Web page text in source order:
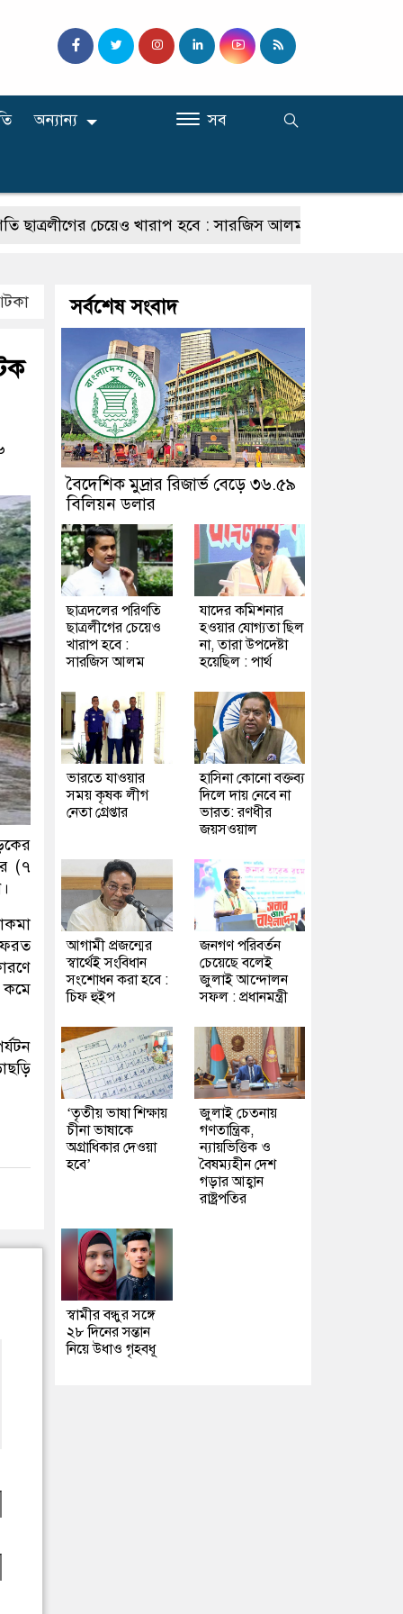
অন্যান্য সব
চেয়েও খারাপ হবে : সারজিস আলম যাদের কমিশনার
(৭
কমে
সর্বশেষ সংবাদ
বৈদেশিক মুদ্রার রিজার্ভ বেড়ে ৩৬.৫৯
বিলিয়ন ডলার
ছাত্রদলের পরিণতি
ছাত্রলীগের চেয়েও
খারাপ হবে :
সারজিস আলম
যাদের কমিশনার
হওয়ার যোগ্যতা ছিল
না, তারা উপদেষ্টা
হয়েছিল : পার্থ
ভারতে যাওয়ার
সময় কৃষক লীগ
নেতা গ্রেপ্তার
হাসিনা কোনো বক্তব্য
দিলে দায় নেবে না
ভারত: রণধীর
জয়সওয়াল
আগামী প্রজন্মের
স্বার্থেই সংবিধান
সংশোধন করা হবে :
চিফ হুইপ
জনগণ পরিবর্তন
চেয়েছে বলেই
জুলাই আন্দোলন
সফল : প্রধানমন্ত্রী
‘তৃতীয় ভাষা শিক্ষায়
চীনা ভাষাকে
অগ্রাধিকার দেওয়া
হবে’
জুলাই চেতনায়
গণতান্ত্রিক,
ন্যায়ভিত্তিক ও
বৈষম্যহীন দেশ
গড়ার আহ্বান
রাষ্ট্রপতির
স্বামীর বন্ধুর সঙ্গে
২৮ দিনের সন্তান
নিয়ে উধাও গৃহবধূ